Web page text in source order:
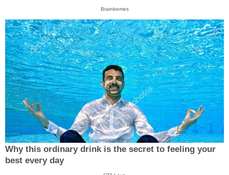
Brainberries
Why this ordinary drink is the secret to feeling your
best every day